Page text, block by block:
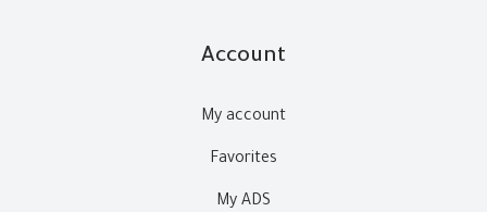
Account
My account
Favorites
My ADS